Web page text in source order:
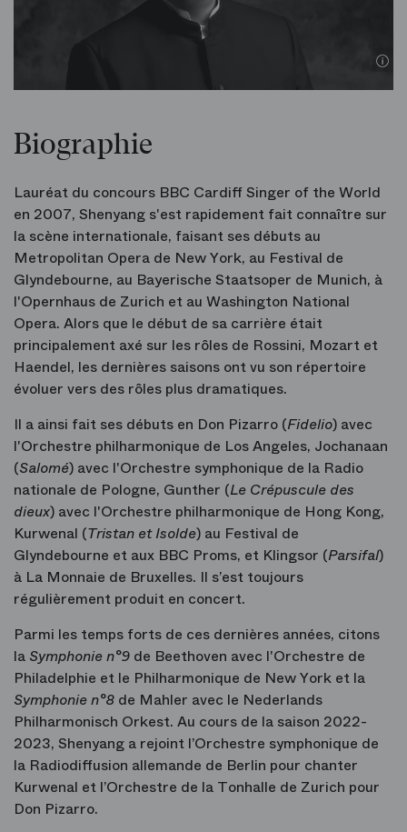
Biographie
Lauréat du concours BBC Cardiff Singer of the World
en 2007, Shenyang s'est rapidement fait connaître sur
la scène internationale, faisant ses débuts au
Metropolitan Opera de New York, au Festival de
Glyndebourne, au Bayerische Staatsoper de Munich, à
l'Opernhaus de Zurich et au Washington National
Opera. Alors que le début de sa carrière était
principalement axé sur les rôles de Rossini, Mozart et
Haendel, les dernières saisons ont vu son répertoire
évoluer vers des rôles plus dramatiques.
Il a ainsi fait ses débuts en Don Pizarro (Fidelio) avec
l'Orchestre philharmonique de Los Angeles, Jochanaan
(Salomé) avec l'Orchestre symphonique de la Radio
nationale de Pologne, Gunther (Le Crépuscule des
dieux) avec l'Orchestre philharmonique de Hong Kong,
Kurwenal (Tristan et Isolde) au Festival de
Glyndebourne et aux BBC Proms, et Klingsor (Parsifal)
à La Monnaie de Bruxelles. Il s’est toujours
régulièrement produit en concert.
Parmi les temps forts de ces dernières années, citons
la Symphonie n°9 de Beethoven avec l'Orchestre de
Philadelphie et le Philharmonique de New York et la
Symphonie n°8 de Mahler avec le Nederlands
Philharmonisch Orkest. Au cours de la saison 2022-
2023, Shenyang a rejoint l’Orchestre symphonique de
la Radiodiffusion allemande de Berlin pour chanter
Kurwenal et l’Orchestre de la Tonhalle de Zurich pour
Don Pizarro.